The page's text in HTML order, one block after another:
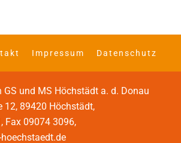
Impressum Datenschutz
GS und MS Höchstädt a. d. Donau
12, 89420 Höchstädt,
Fax 09074 3096,